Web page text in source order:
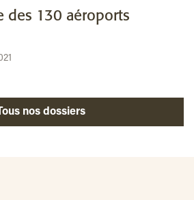
des 130 aéroports
Tous nos dossiers